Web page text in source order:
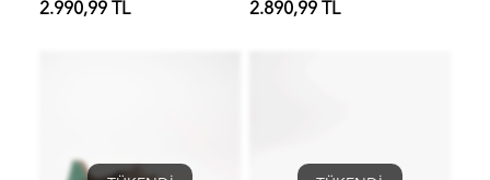
2.990,99 TL 2.890,99 TL